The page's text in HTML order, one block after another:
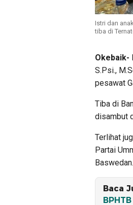
Istri dan
tiba di
Okebaik-
S.Psi.,
pesawat
Tiba di
disambut
Terlihat
Partai
Baswedan.
Baca